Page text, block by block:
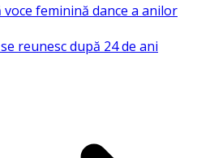
feminină dance a anilor
reunesc după 24 de ani